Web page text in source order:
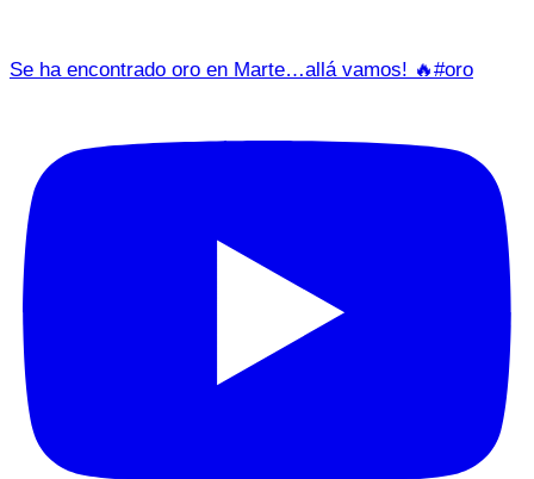
Se ha encontrado oro en Marte…allá vamos! 🔥#oro